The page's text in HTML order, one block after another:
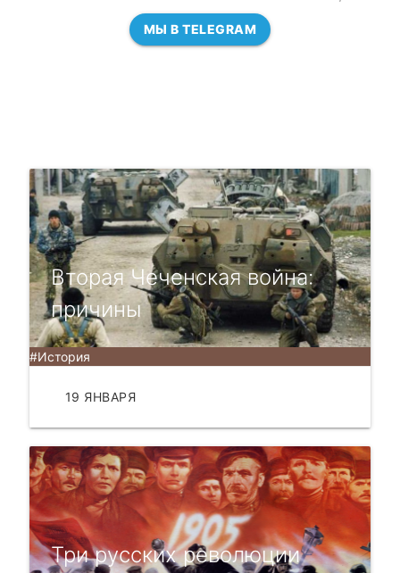
МЫ В TELEGRAM
Вторая Чеченская война:
причины
#История
19 ЯНВАРЯ
Три русских революции